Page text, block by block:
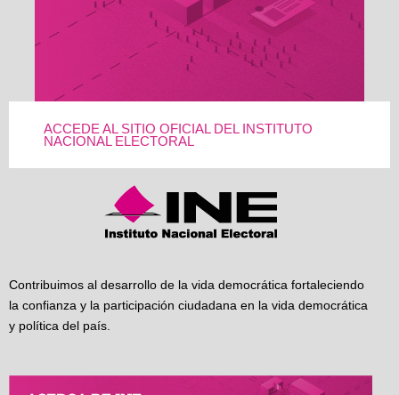
ACCEDE AL SITIO OFICIAL DEL INSTITUTO
NACIONAL ELECTORAL
Contribuimos al desarrollo de la vida democrática fortaleciendo
la confianza y la participación ciudadana en la vida democrática
y política del país.